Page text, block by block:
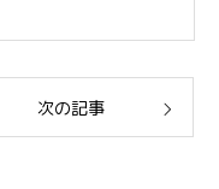
次の記事